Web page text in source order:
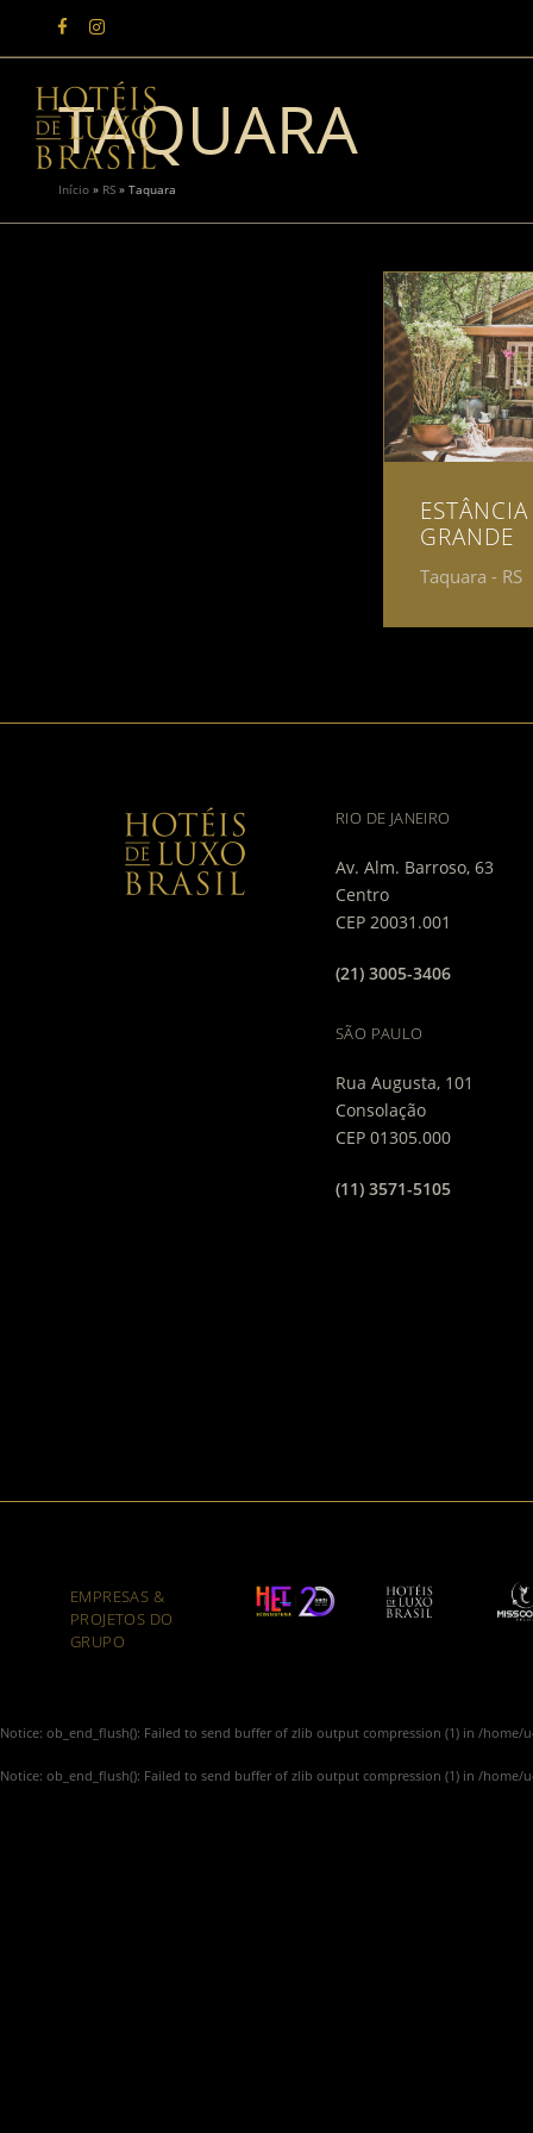
TAQUARA
Início » RS » Taquara
GRANDE
Taquara - RS
RIO DE JANEIRO
Av. Alm. Barroso, 63
Centro
CEP 20031.001
(21) 3005-3406
SÃO PAULO
Rua Augusta, 101
Consolação
CEP 01305.000
(11) 3571-5105
EMPRESAS &
PROJETOS DO
GRUPO
Notice: ob_end_flush(): Failed to send buffer of zlib output compression (1) in /home/
Notice: ob_end_flush(): Failed to send buffer of zlib output compression (1) in /home/